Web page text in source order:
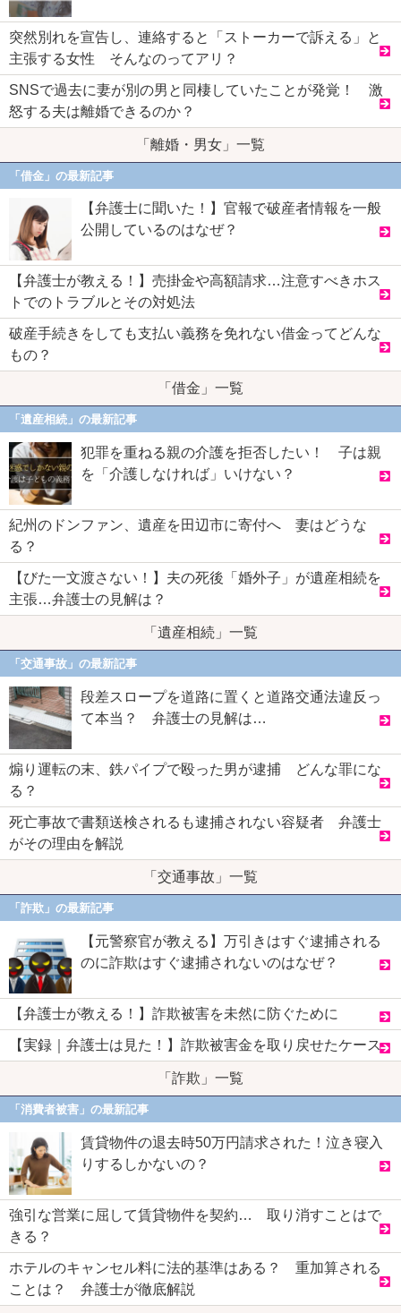
突然別れを宣告し、連絡すると「ストーカーで訴える」と
主張する女性 そんなのってアリ？
SNSで過去に妻が別の男と同棲していたことが発覚！ 激
怒する夫は離婚できるのか？
「離婚・男女」一覧
「借金」の最新記事
【弁護士に聞いた！】官報で破産者情報を一般
公開しているのはなぜ？
【弁護士が教える！】売掛金や高額請求…注意すべきホス
トでのトラブルとその対処法
破産手続きをしても支払い義務を免れない借金ってどんな
もの？
「借金」一覧
「遺産相続」の最新記事
犯罪を重ねる親の介護を拒否したい！ 子は親
を「介護しなければ」いけない？
紀州のドンファン、遺産を田辺市に寄付へ 妻はどうな
る？
【びた一文渡さない！】夫の死後「婚外子」が遺産相続を
主張…弁護士の見解は？
「遺産相続」一覧
「交通事故」の最新記事
段差スロープを道路に置くと道路交通法違反っ
て本当？ 弁護士の見解は…
煽り運転の末、鉄パイプで殴った男が逮捕 どんな罪にな
る？
死亡事故で書類送検されるも逮捕されない容疑者 弁護士
がその理由を解説
「交通事故」一覧
「詐欺」の最新記事
【元警察官が教える】万引きはすぐ逮捕される
のに詐欺はすぐ逮捕されないのはなぜ？
【弁護士が教える！】詐欺被害を未然に防ぐために
【実録｜弁護士は見た！】詐欺被害金を取り戻せたケース
「詐欺」一覧
「消費者被害」の最新記事
賃貸物件の退去時50万円請求された！泣き寝入
りするしかないの？
強引な営業に屈して賃貸物件を契約… 取り消すことはで
きる？
ホテルのキャンセル料に法的基準はある？ 重加算される
ことは？ 弁護士が徹底解説